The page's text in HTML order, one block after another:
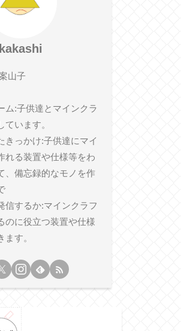
kakashi
山子
ム:子供達とマインクラ
ています。
きっかけ:子供達にマイ
れる装置や仕様等をわ
、備忘録的なモノを作
信するか:マインクラフ
のに役立つ装置や仕様
す。